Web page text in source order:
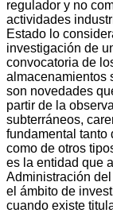
regulador y no
actividades
Estado lo
investigación de
convocatoria de
almacenamientos
son novedades
partir de la
subterráneos,
fundamental tanto
como de otros
es la entidad que
Administración
el ámbito de
cuando existe